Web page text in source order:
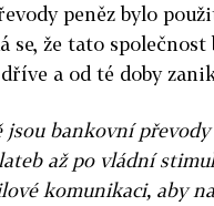
peněz bylo
se, že tato
a od té doby
jsou bankovní
až po vládní
komunikaci, aby